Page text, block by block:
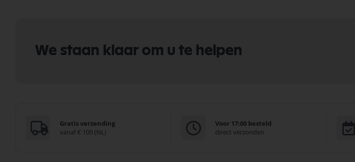
We staan klaar om u te helpen
Gratis verzending
vanaf € 100 (NL)
Voor 17:00 besteld
direct verzonden